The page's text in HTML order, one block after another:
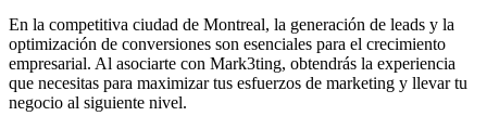
En la competitiva ciudad de Montreal, la generación de leads y la
optimización de conversiones son esenciales para el crecimiento
empresarial. Al asociarte con Mark3ting, obtendrás la experiencia
que necesitas para maximizar tus esfuerzos de marketing y llevar tu
negocio al siguiente nivel.